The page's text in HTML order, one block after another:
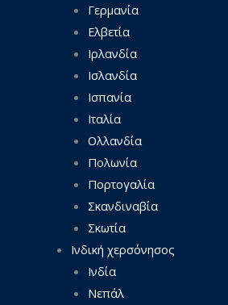
Γερμανία
Ελβετία
Ιρλανδία
Ισλανδία
Ισπανία
Ιταλία
Ολλανδία
Πολωνία
Πορτογαλία
Σκανδιναβία
Σκωτία
Ινδική χερσόνησος
Ινδία
Νεπάλ